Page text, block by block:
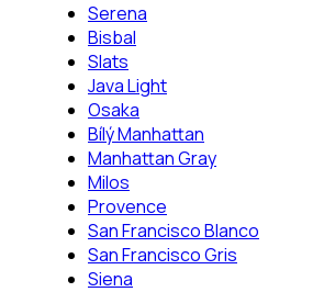
Serena
Bisbal
Slats
Java Light
Osaka
Bílý Manhattan
Manhattan Gray
Milos
Provence
San Francisco Blanco
San Francisco Gris
Siena